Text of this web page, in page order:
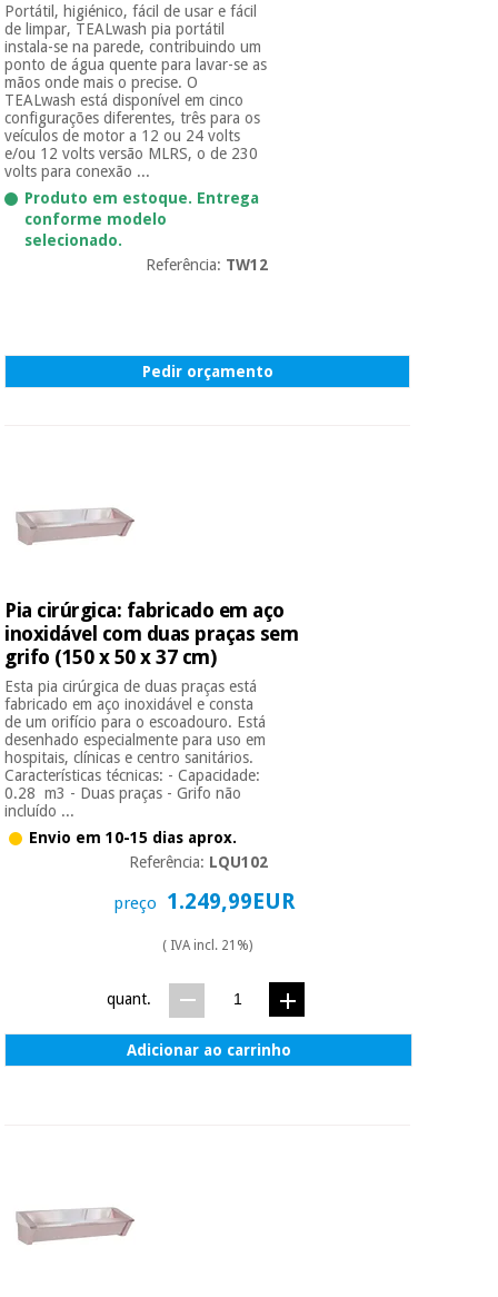
Portátil, higiénico, fácil de usar e fácil
de limpar, TEALwash pia portátil
instala-se na parede, contribuindo um
ponto de água quente para lavar-se as
mãos onde mais o precise. O
TEALwash está disponível em cinco
configurações diferentes, três para os
veículos de motor a 12 ou 24 volts
e/ou 12 volts versão MLRS, o de 230
volts para conexão ...
Produto em estoque. Entrega
conforme modelo
selecionado.
Referência: TW12
Pedir orçamento
Pia cirúrgica: fabricado em aço
inoxidável com duas praças sem
grifo (150 x 50 x 37 cm)
Esta pia cirúrgica de duas praças está
fabricado em aço inoxidável e consta
de um orifício para o escoadouro. Está
desenhado especialmente para uso em
hospitais, clínicas e centro sanitários.
Características técnicas: - Capacidade:
0.28 m3 - Duas praças - Grifo não
incluído ...
Envio em 10-15 dias aprox.
Referência: LQU102
preço 1.249,99EUR
( IVA incl. 21%)
quant.
Adicionar ao carrinho